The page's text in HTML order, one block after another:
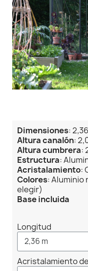
Dimensiones:
Altura canalón:
Altura cumbrera:
Estructura:
Acristalamiento:
Colores: Aluminio
elegir)
Base incluida
Longitud
Acristalamiento